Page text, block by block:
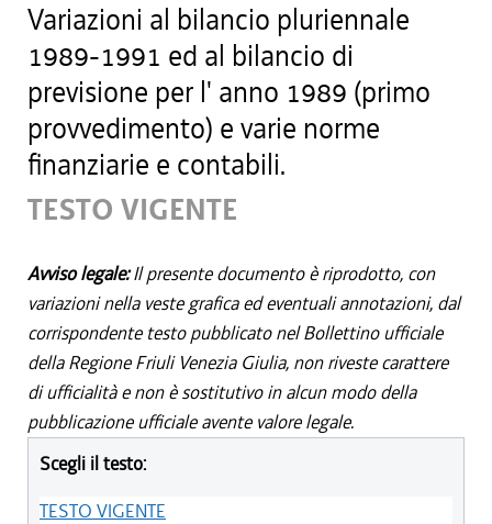
Variazioni al bilancio pluriennale
1989-1991 ed al bilancio di
previsione per l' anno 1989 (primo
provvedimento) e varie norme
finanziarie e contabili.
TESTO VIGENTE
Avviso legale:Il presente documento è riprodotto, con
variazioni nella veste grafica ed eventuali annotazioni, dal
corrispondente testo pubblicato nel Bollettino ufficiale
della Regione Friuli Venezia Giulia, non riveste carattere
di ufficialità e non è sostitutivo in alcun modo della
pubblicazione ufficiale avente valore legale.
Scegli il testo:
TESTO VIGENTE